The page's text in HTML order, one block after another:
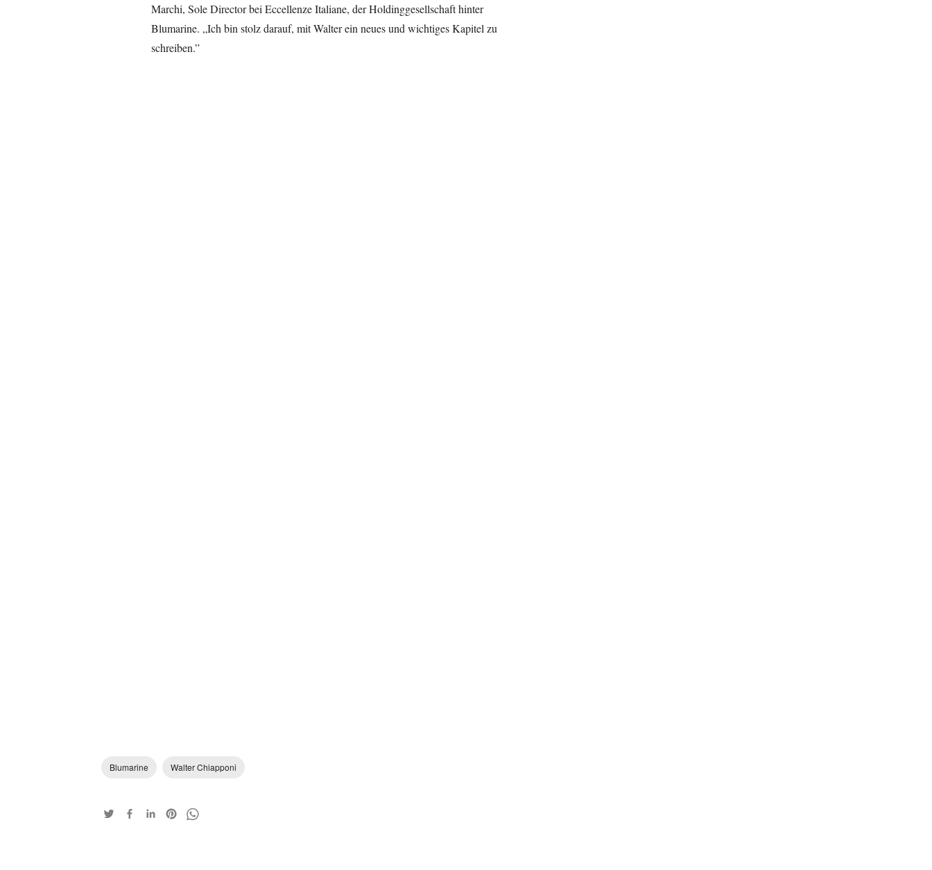
Marchi, Sole Director bei Eccellenze Italiane, der Holdinggesellschaft hinter
Blumarine. „Ich bin stolz darauf, mit Walter ein neues und wichtiges Kapitel zu
schreiben.”
Blumarine Walter Chiapponi